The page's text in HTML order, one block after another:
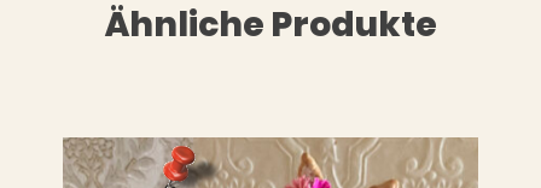
Ähnliche Produkte